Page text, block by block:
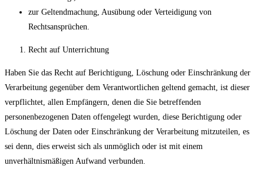
zur Geltendmachung, Ausübung oder Verteidigung von
Rechtsansprüchen.
Recht auf Unterrichtung
Haben Sie das Recht auf Berichtigung, Löschung oder Einschränkung der
Verarbeitung gegenüber dem Verantwortlichen geltend gemacht, ist dieser
verpflichtet, allen Empfängern, denen die Sie betreffenden
personenbezogenen Daten offengelegt wurden, diese Berichtigung oder
Löschung der Daten oder Einschränkung der Verarbeitung mitzuteilen, es
sei denn, dies erweist sich als unmöglich oder ist mit einem
unverhältnismäßigen Aufwand verbunden.